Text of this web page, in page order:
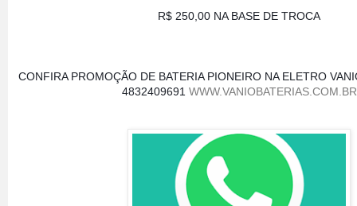
R$ 250,00 NA BASE DE TROCA
CONFIRA PROMOÇÃO DE BATERIA PIONEIRO NA ELETRO
4832409691 WWW.VANIOBATERIAS.COM.BR